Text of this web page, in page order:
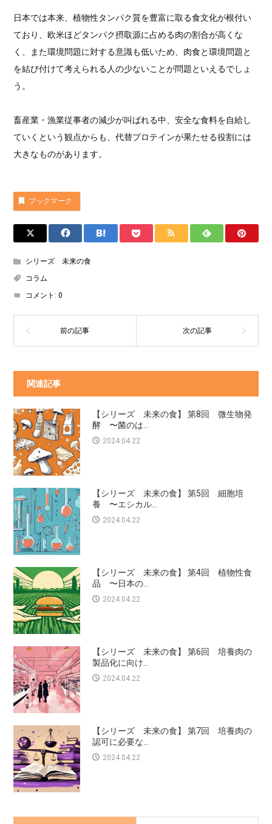
日本では本来、植物性タンパク質を豊富に取る食文化が根付い
ており、欧米ほどタンパク摂取源に占める肉の割合が高くな
く、また環境問題に対する意識も低いため、肉食と環境問題と
を結び付けて考えられる人の少ないことが問題といえるでしょ
う。
畜産業・漁業従事者の減少が叫ばれる中、安全な食料を自給し
ていくという観点からも、代替プロテインが果たせる役割には
大きなものがあります。
ブックマーク
シリーズ 未来の食
コラム
コメント:0
関連記事
【シリーズ 未来の食】 第8回 微生物発
酵 〜菌のは...
2024.04.22
【シリーズ 未来の食】 第5回 細胞培
養 〜エシカル...
2024.04.22
【シリーズ 未来の食】 第4回 植物性食
品 〜日本の...
2024.04.22
【シリーズ 未来の食】 第6回 培養肉の
製品化に向け...
2024.04.22
【シリーズ 未来の食】 第7回 培養肉の
認可に必要な...
2024.04.22